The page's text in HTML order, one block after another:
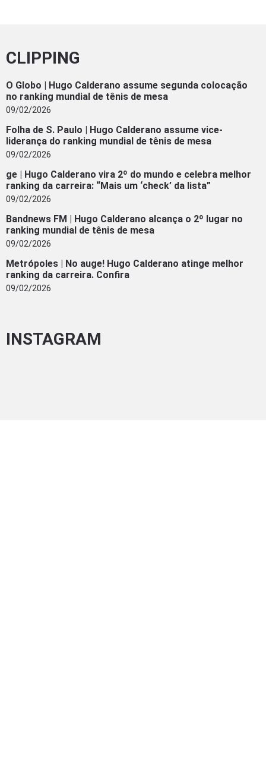
CLIPPING
O Globo | Hugo Calderano assume segunda colocação
no ranking mundial de tênis de mesa
09/02/2026
Folha de S. Paulo | Hugo Calderano assume vice-
liderança do ranking mundial de tênis de mesa
09/02/2026
ge | Hugo Calderano vira 2º do mundo e celebra melhor
ranking da carreira: “Mais um ‘check’ da lista”
09/02/2026
Bandnews FM | Hugo Calderano alcança o 2º lugar no
ranking mundial de tênis de mesa
09/02/2026
Metrópoles | No auge! Hugo Calderano atinge melhor
ranking da carreira. Confira
09/02/2026
INSTAGRAM